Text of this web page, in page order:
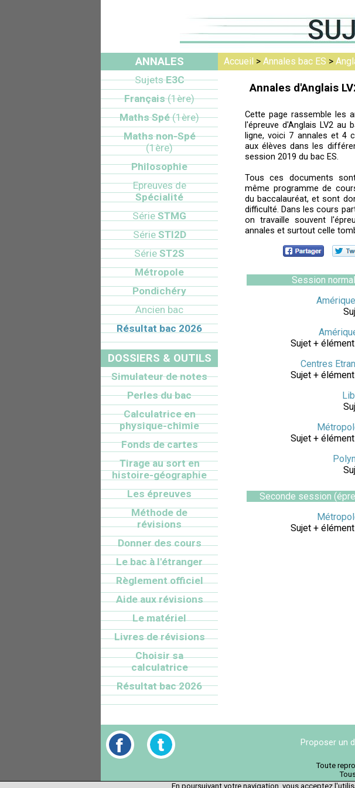
Accueil > Annales bac ES >
Annales d'Anglais
Cette page rassemble les
l'épreuve d'Anglais LV2 au
ligne, voici 7 annales et 4
aux élèves dans les
session 2019 du bac ES.
Tous ces documents
même programme de
du baccalauréat, et sont
difficulté. Dans les cours
on travaille souvent
annales et surtout celle
Session
Sujet +
Centres
Sujet +
Sujet +
Seconde session
Sujet +
ANNALES
SujetsE3C
Français(1ère)
Maths Spé(1ère)
Maths non-Spé
(1ère)
Philosophie
Epreuves de
Spécialité
Série STMG
SérieSTI2D
Série ST2S
Métropole
Pondichéry
Ancien bac
Résultat bac 2026
DOSSIERS & OUTILS
Simulateur de notes
Perles du bac
Calculatrice en
physique-chimie
Fonds de cartes
Tirage au sort en
histoire-géographie
Les épreuves
Méthode de
révisions
Donner des cours
Le bac à l'étranger
Règlement officiel
Aide aux révisions
Le matériel
Livres de révisions
Choisir sa
calculatrice
Résultat bac 2026
Proposer un
Toute
En poursuivant votre navigation, vous acceptez